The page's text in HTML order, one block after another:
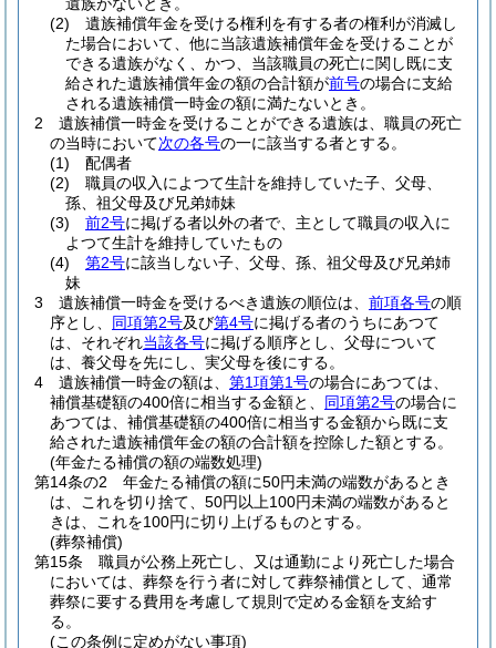
(2)
遺族補償年金を受ける権利を有する者の権利が消滅し
た場合において、他に当該遺族補償年金を受けることが
できる遺族がなく、かつ、当該職員の死亡に関し既に支
給された遺族補償年金の額の合計額が前号の場合に支給
される遺族補償一時金の額に満たないとき。
2
遺族補償一時金を受けることができる遺族は、職員の死亡
の当時において次の各号の一に該当する者とする。
(1)
配偶者
(2)
職員の収入によつて生計を維持していた子、父母、
孫、祖父母及び兄弟姉妹
(3)
前2号に掲げる者以外の者で、主として職員の収入に
よつて生計を維持していたもの
(4)
第2号に該当しない子、父母、孫、祖父母及び兄弟姉
妹
3
遺族補償一時金を受けるべき遺族の順位は、 前項各号の順
序とし、 同項第2号及び第4号に掲げる者のうちにあつて
は、それぞれ当該各号に掲げる順序とし、父母について
は、養父母を先にし、実父母を後にする。
4
遺族補償一時金の額は、 第1項第1号の場合にあつては、
補償基礎額の400倍に相当する金額と、 同項第2号の場合に
あつては、補償基礎額の400倍に相当する金額から既に支
給された遺族補償年金の額の合計額を控除した額とする。
(年金たる補償の額の端数処理)
第14条の2
年金たる補償の額に50円未満の端数があるとき
は、これを切り捨て、50円以上100円未満の端数があると
きは、これを100円に切り上げるものとする。
(葬祭補償)
第15条
職員が公務上死亡し、又は通勤により死亡した場合
においては、葬祭を行う者に対して葬祭補償として、通常
葬祭に要する費用を考慮して規則で定める金額を支給す
る。
(この条例に定めがない事項)